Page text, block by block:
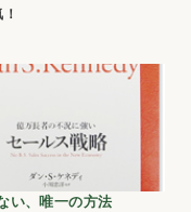
い、唯一の方法